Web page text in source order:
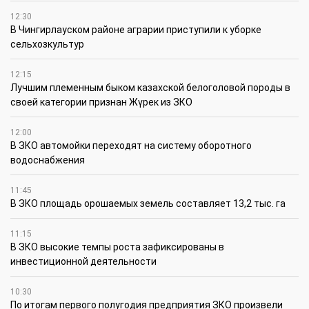
12:30
В Чингирлауском районе аграрии приступили к уборке
сельхозкультур
12:15
Лучшим племенным быком казахской белоголовой породы в
своей категории признан Жүрек из ЗКО
12:00
В ЗКО автомойки переходят на систему оборотного
водоснабжения
11:45
В ЗКО площадь орошаемых земель составляет 13,2 тыс. га
11:15
В ЗКО высокие темпы роста зафиксированы в
инвестиционной деятельности
10:30
По итогам первого полугодия предприятия ЗКО произвели